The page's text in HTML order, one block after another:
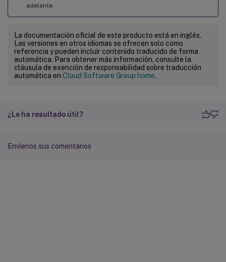
adelante.
La documentación oficial de este producto está en inglés.
Las versiones en otros idiomas se ofrecen solo como
referencia y pueden incluir contenido traducido de forma
automática. Para obtener más información, consulte la
cláusula de exención de responsabilidad sobre traducción
automática en Cloud Software Group home.
¿Le ha resultado útil?
Envíenos sus comentarios